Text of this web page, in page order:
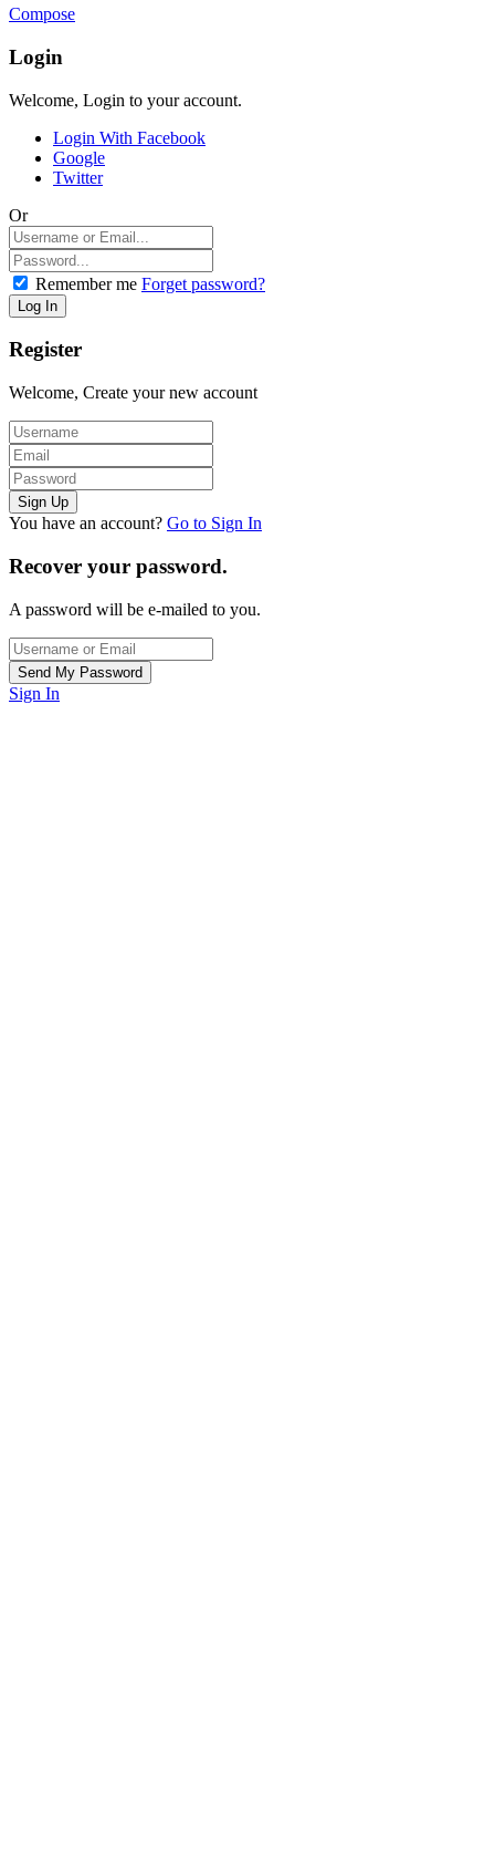
Compose
Login
Welcome, Login to your account.
Login With Facebook
Google
Twitter
Or
Remember me Forget password?
Register
Welcome, Create your new account
You have an account? Go to Sign In
Recover your password.
A password will be e-mailed to you.
Sign In